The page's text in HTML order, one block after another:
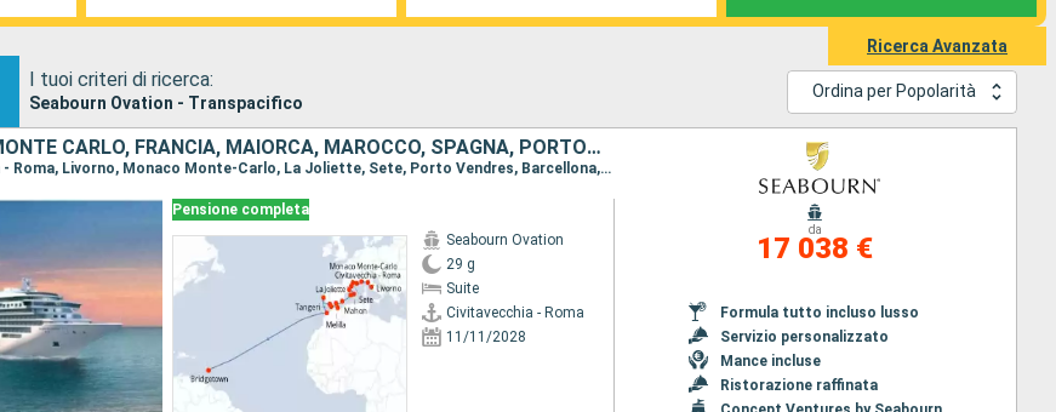
Ricerca Avanzata
I tuoi criteri di ricerca:
Seabourn Ovation - Transpacifico
Ordina per Popolarità
ITALIA, MONACO MONTE CARLO, FRANCIA, MAIORCA, MAROCCO, SPAGNA, PORTOGALLO, BARBADOS
Itinerario : Civitavecchia - Roma, Livorno, Monaco Monte-Carlo, La Joliette, Sete, Porto Vendres, Barcellona, Mahon, Palma di Maiorca, Cartagena, Motril, Melilla, Tangeri, Cadice, Lisbona, Casablanca, Bridgetown
Pensione completa
Seabourn Ovation
29 g
Suite
Civitavecchia - Roma
11/11/2028
da
17 038 €
Formula tutto incluso lusso
Servizio personalizzato
Mance incluse
Ristorazione raffinata